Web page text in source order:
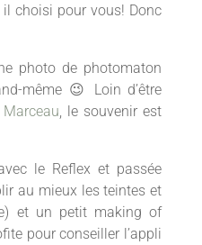
choisi pour vous! Donc
photo de photomaton
même 😉 Loin d’être
Marceau, le souvenir est
le Reflex et passée
au mieux les teintes et
et un petit making of
pour conseiller l’appli